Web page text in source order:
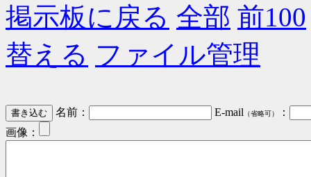
掲示板に戻る 全部 前100
替える ファイル管理
名前： E-mail （省略可）
：
画像：